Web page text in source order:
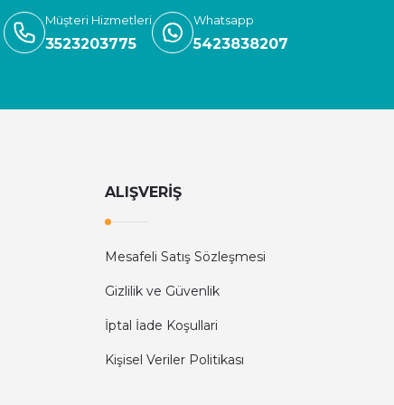
Müşteri Hizmetleri
3523203775
Whatsapp
5423838207
ALIŞVERİŞ
Mesafeli Satış Sözleşmesi
Gizlilik ve Güvenlik
İptal İade Koşullari
Kişisel Veriler Politikası